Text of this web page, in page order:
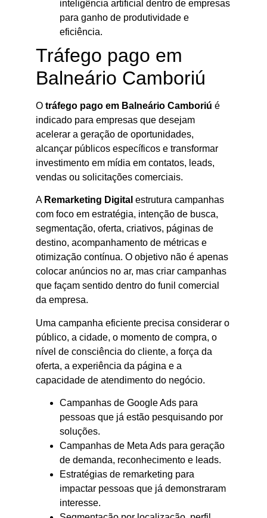
inteligência artificial dentro de empresas
para ganho de produtividade e
eficiência.
Tráfego pago em
Balneário Camboriú
O tráfego pago em Balneário Camboriú é
indicado para empresas que desejam
acelerar a geração de oportunidades,
alcançar públicos específicos e transformar
investimento em mídia em contatos, leads,
vendas ou solicitações comerciais.
A Remarketing Digital estrutura campanhas
com foco em estratégia, intenção de busca,
segmentação, oferta, criativos, páginas de
destino, acompanhamento de métricas e
otimização contínua. O objetivo não é apenas
colocar anúncios no ar, mas criar campanhas
que façam sentido dentro do funil comercial
da empresa.
Uma campanha eficiente precisa considerar o
público, a cidade, o momento de compra, o
nível de consciência do cliente, a força da
oferta, a experiência da página e a
capacidade de atendimento do negócio.
Campanhas de Google Ads para
pessoas que já estão pesquisando por
soluções.
Campanhas de Meta Ads para geração
de demanda, reconhecimento e leads.
Estratégias de remarketing para
impactar pessoas que já demonstraram
interesse.